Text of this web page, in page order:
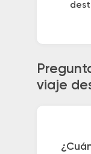
viaje